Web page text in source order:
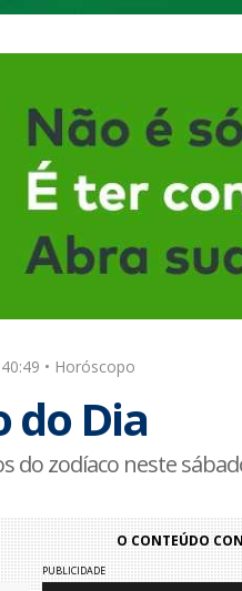
• Horóscopo
do Dia
do zodíaco neste
O CONTEÚDO
PUBLICIDADE